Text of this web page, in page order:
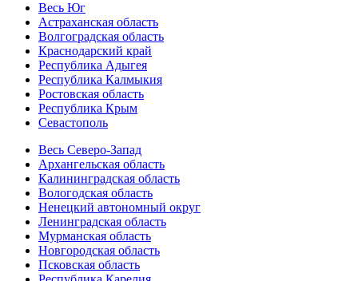
Весь Юг
Астраханская область
Волгоградская область
Краснодарский край
Республика Адыгея
Республика Калмыкия
Ростовская область
Республика Крым
Севастополь
Весь Северо-Запад
Архангельская область
Калининградская область
Вологодская область
Ненецкий автономный округ
Ленинградская область
Мурманская область
Новгородская область
Псковская область